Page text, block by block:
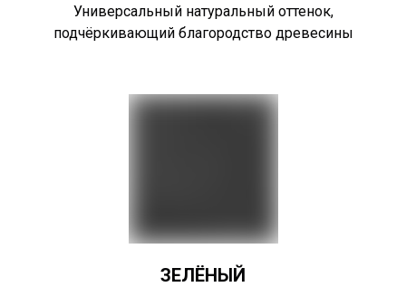
Универсальный натуральный оттенок,
подчёркивающий благородство древесины
ЗЕЛЁНЫЙ